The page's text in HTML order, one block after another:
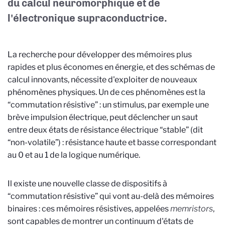
du calcul neuromorphique et de
l'électronique supraconductrice.
La recherche pour développer des mémoires plus
rapides et plus économes en énergie, et des schémas de
calcul innovants, nécessite d'exploiter de nouveaux
phénomènes physiques. Un de ces phénomènes est la
“commutation résistive” : un stimulus, par exemple une
brève impulsion électrique, peut déclencher un saut
entre deux états de résistance électrique “stable” (dit
“non-volatile”) : résistance haute et basse correspondant
au 0 et au 1 de la logique numérique.
Il existe une nouvelle classe de dispositifs à
“commutation résistive” qui vont au-delà des mémoires
binaires : ces mémoires résistives, appeléesmemristors,
sont capables de montrer un continuum d'états de